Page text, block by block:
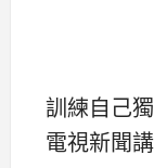
訓練自己
電視新聞